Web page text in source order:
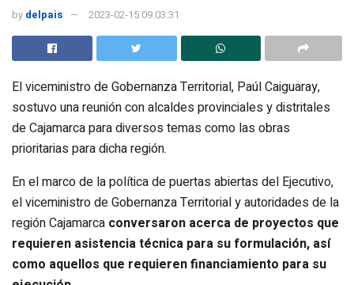
by delpais 2023-02-15 09:03:31
El viceministro de Gobernanza Territorial, Paúl Caiguaray,
sostuvo una reunión con alcaldes provinciales y distritales
de Cajamarca para diversos temas como las obras
prioritarias para dicha región.
En el marco de la política de puertas abiertas del Ejecutivo,
el viceministro de Gobernanza Territorial y autoridades de la
región Cajamarca conversaron acerca de proyectos que
requieren asistencia técnica para su formulación, así
como aquellos que requieren financiamiento para su